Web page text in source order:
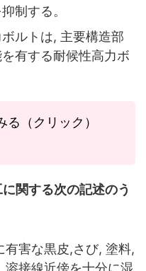
制する。
ルトは, 主要構造部
有する耐候性高力ボ
（クリック）
関する次の記述のう
害な黒皮,さび, 塗料,
接線近傍を十分に湿